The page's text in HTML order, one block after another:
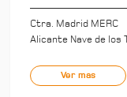
Ctra. Madrid MERC
Alicante Nave de los
Ver mas